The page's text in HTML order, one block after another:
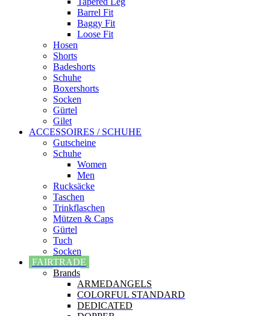
Barrel Fit
Baggy Fit
Loose Fit
Hosen
Shorts
Badeshorts
Schuhe
Boxershorts
Socken
Gürtel
Gilet
ACCESSOIRES / SCHUHE
Gutscheine
Schuhe
Women
Men
Rucksäcke
Taschen
Trinkflaschen
Mützen & Caps
Gürtel
Tuch
Socken
FAIRTRADE
Brands
ARMEDANGELS
COLORFUL STANDARD
DEDICATED